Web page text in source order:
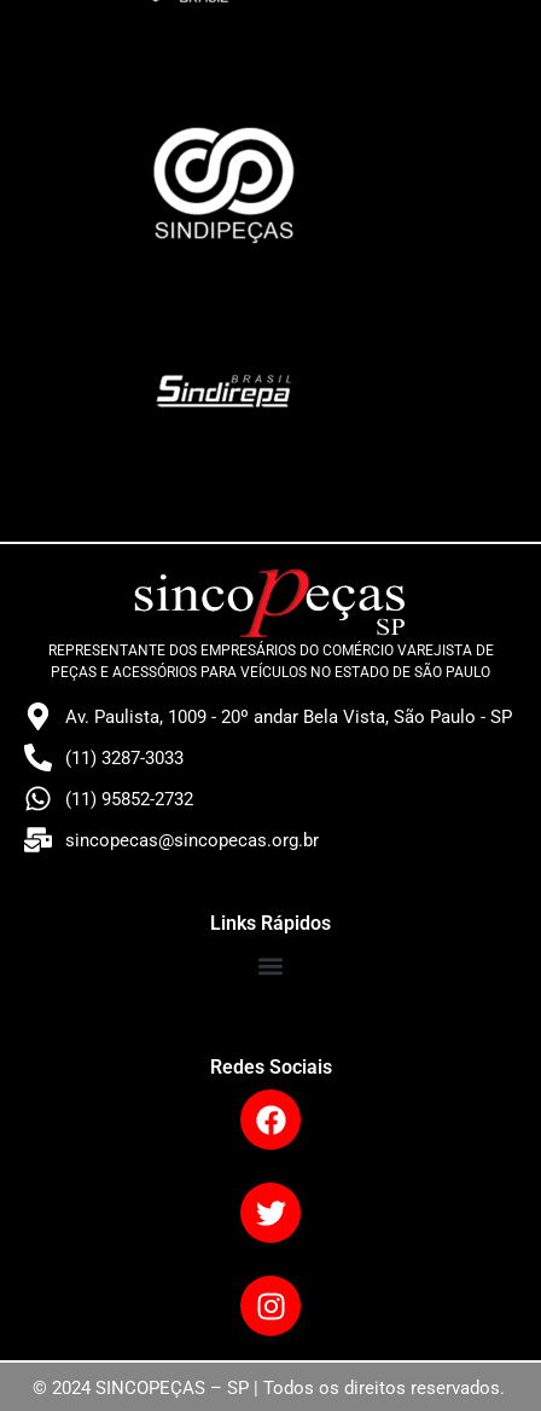
REPRESENTANTE DOS EMPRESÁRIOS DO COMÉRCIO VAREJISTA DE
PEÇAS E ACESSÓRIOS PARA VEÍCULOS NO ESTADO DE SÃO PAULO
Av. Paulista, 1009 - 20º andar Bela Vista, São Paulo - SP
(11) 3287-3033
(11) 95852-2732
sincopecas@sincopecas.org.br
Links Rápidos
Redes Sociais
© 2024 SINCOPEÇAS – SP | Todos os direitos reservados.